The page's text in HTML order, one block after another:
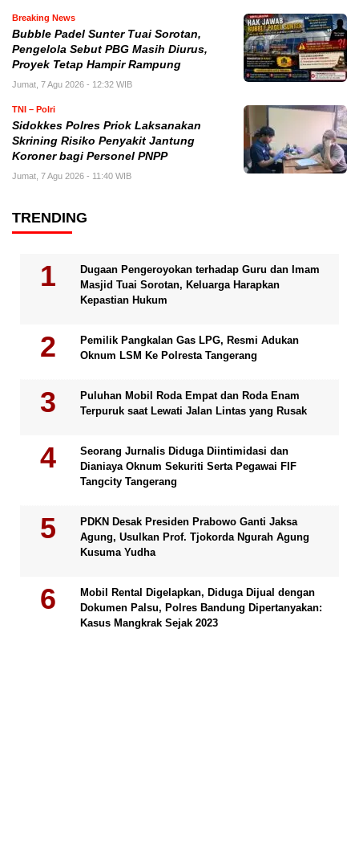
Breaking News
Bubble Padel Sunter Tuai Sorotan,
Pengelola Sebut PBG Masih Diurus,
Proyek Tetap Hampir Rampung
Jumat, 7 Agu 2026 - 12:32 WIB
TNI – Polri
Sidokkes Polres Priok Laksanakan
Skrining Risiko Penyakit Jantung
Koroner bagi Personel PNPP
Jumat, 7 Agu 2026 - 11:40 WIB
TRENDING
Dugaan Pengeroyokan terhadap Guru dan Imam
Masjid Tuai Sorotan, Keluarga Harapkan
Kepastian Hukum
Pemilik Pangkalan Gas LPG, Resmi Adukan
Oknum LSM Ke Polresta Tangerang
Puluhan Mobil Roda Empat dan Roda Enam
Terpuruk saat Lewati Jalan Lintas yang Rusak
Seorang Jurnalis Diduga Diintimidasi dan
Dianiaya Oknum Sekuriti Serta Pegawai FIF
Tangcity Tangerang
PDKN Desak Presiden Prabowo Ganti Jaksa
Agung, Usulkan Prof. Tjokorda Ngurah Agung
Kusuma Yudha
Mobil Rental Digelapkan, Diduga Dijual dengan
Dokumen Palsu, Polres Bandung Dipertanyakan:
Kasus Mangkrak Sejak 2023